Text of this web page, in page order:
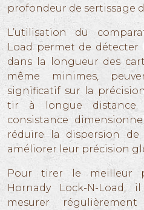
profondeur de sertissage
L’utilisation du
Load permet de détecter
dans la longueur des
même minimes,
significatif sur la
tir à longue distance.
consistance
réduire la dispersion
améliorer leur précision
Pour tirer le meilleur
Hornady Lock-N-Load,
mesurer